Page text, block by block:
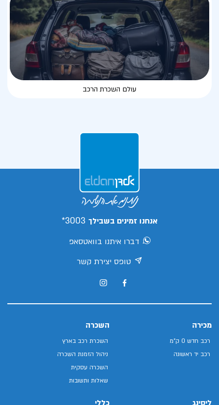
עולם השכרת הרכב
אנחנו זמינים בשבילך 3003*
דברו איתנו בוואטסאפ
טופס יצירת קשר
מכירה
רכב חדש 0 ק"מ
רכב יד ראשונה
השכרה
השכרת רכב בארץ
ניהול הזמנת השכרה
השכרה עסקית
שאלות ותשובות
ליסינג כללי